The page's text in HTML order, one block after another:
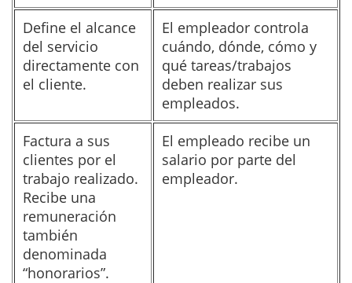
Define el alcance
del servicio
directamente con
el cliente.
El empleador controla
cuándo, dónde, cómo y
qué tareas/trabajos
deben realizar sus
empleados.
Factura a sus
clientes por el
trabajo realizado.
Recibe una
remuneración
también
denominada
“honorarios”.
El empleado recibe un
salario por parte del
empleador.